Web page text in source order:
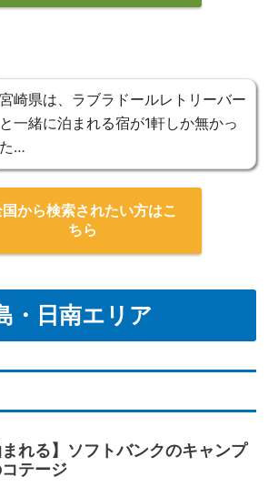
宮崎県は、ラブラドールレトリーバー
と一緒に泊まれる宿が1軒しか無かっ
た…
から検索されたい方はこ
ちら
・日南エリア
まれる】ソフトバンクのキャンプ
テージ